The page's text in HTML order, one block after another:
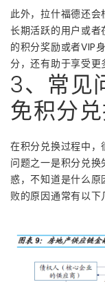
此外，拉什福德还会
长期活跃的用户或
的积分奖励或者VIP
分，还有助于享受更
3、常见
免积分
在积分兑换过程中
问题之一是积分兑
惑，不知道是什么
败的原因通常有以下